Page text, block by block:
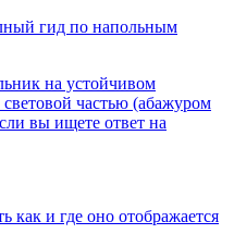
гид по напольным
на устойчивом
частью (абажуром
вы ищете ответ на
как и где оно отображается